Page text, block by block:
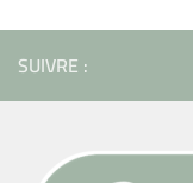
SUIVRE :